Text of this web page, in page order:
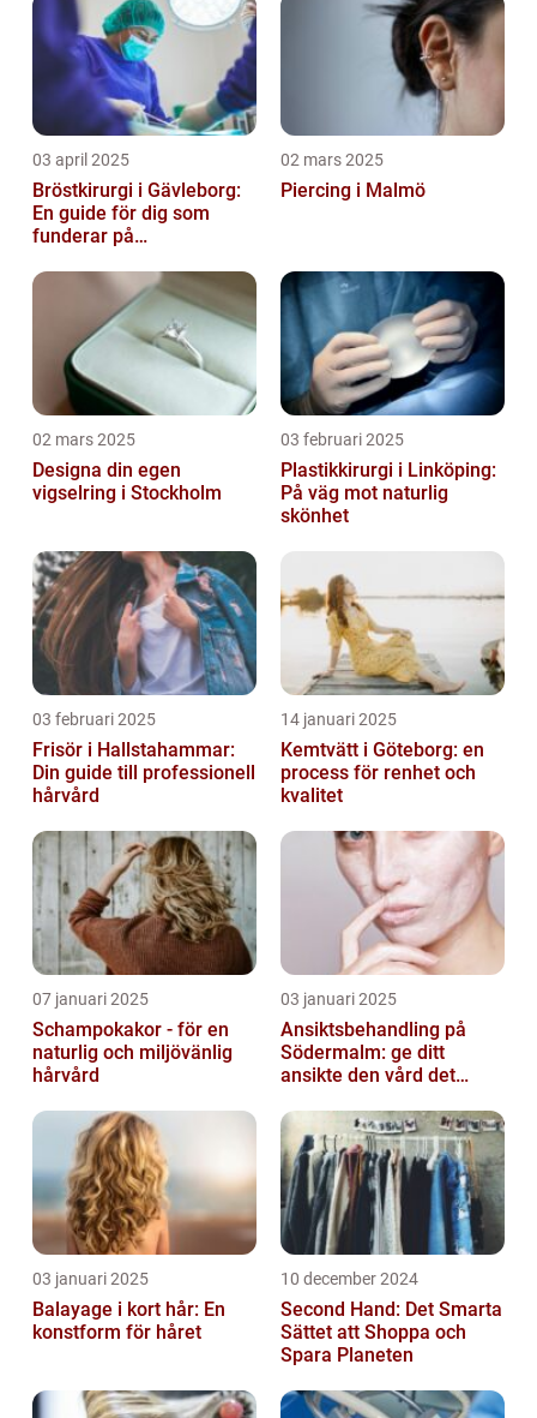
03 april 2025
Bröstkirurgi i Gävleborg:
En guide för dig som
funderar på
02 mars 2025
Piercing i Malmö
02 mars 2025
Designa din egen
vigselring i Stockholm
03 februari 2025
Plastikkirurgi i Linköping:
På väg mot naturlig
skönhet
03 februari 2025
Frisör i Hallstahammar:
Din guide till professionell
hårvård
14 januari 2025
Kemtvätt i Göteborg: en
process för renhet och
kvalitet
07 januari 2025
Schampokakor - för en
naturlig och miljövänlig
hårvård
03 januari 2025
Ansiktsbehandling på
Södermalm: ge ditt
ansikte den vård det
03 januari 2025
Balayage i kort hår: En
konstform för håret
10 december 2024
Second Hand: Det Smarta
Sättet att Shoppa och
Spara Planeten